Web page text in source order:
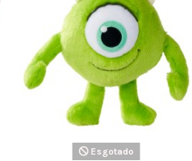
Esgotado